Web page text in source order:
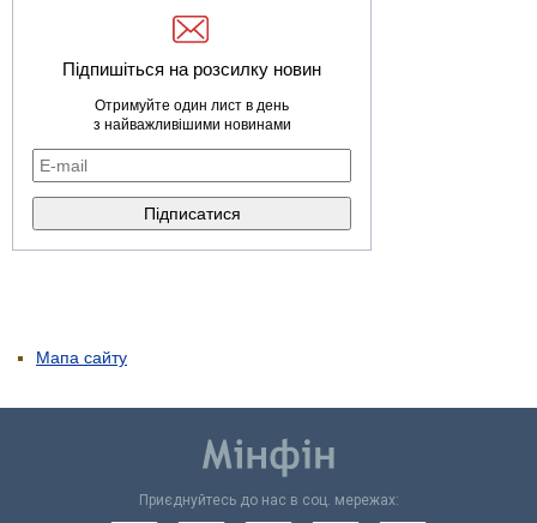
Підпишіться на розсилку новин
Отримуйте один лист в день
з найважливішими новинами
Мапа сайту
Приєднуйтесь до нас в соц. мережах: